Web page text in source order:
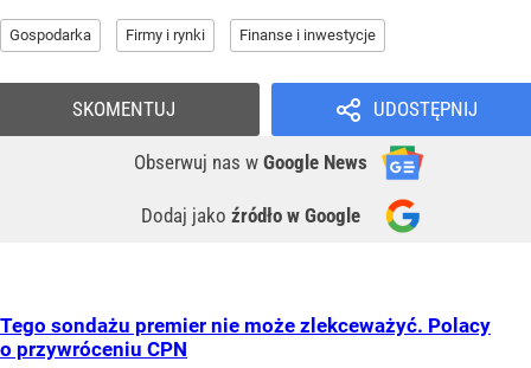
Gospodarka Firmy i rynki Finanse i inwestycje
UDOSTĘPNIJ
Obserwuj nas w Google News
Dodaj jako źródło w Google
SKOMENTUJ
Tego sondażu premier nie może zlekceważyć. Polacy
o przywróceniu CPN